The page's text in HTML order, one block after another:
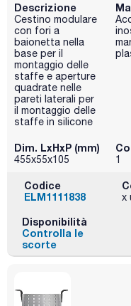
Descrizione
Cestino modulare
con fori a
baionetta nella
base per il
montaggio delle
staffe e aperture
quadrate nelle
pareti laterali per
il montaggio delle
staffe in silicone
Dim. LxHxP (mm)
455x55x105 1
Codice
ELM1111838
x
Disponibilità
Controlla le
scorte